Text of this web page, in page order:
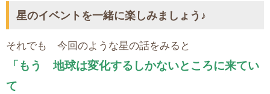
星のイベントを一緒に楽しみましょう♪
それでも 今回のような星の話をみると
「もう 地球は変化するしかないところに来てい
て